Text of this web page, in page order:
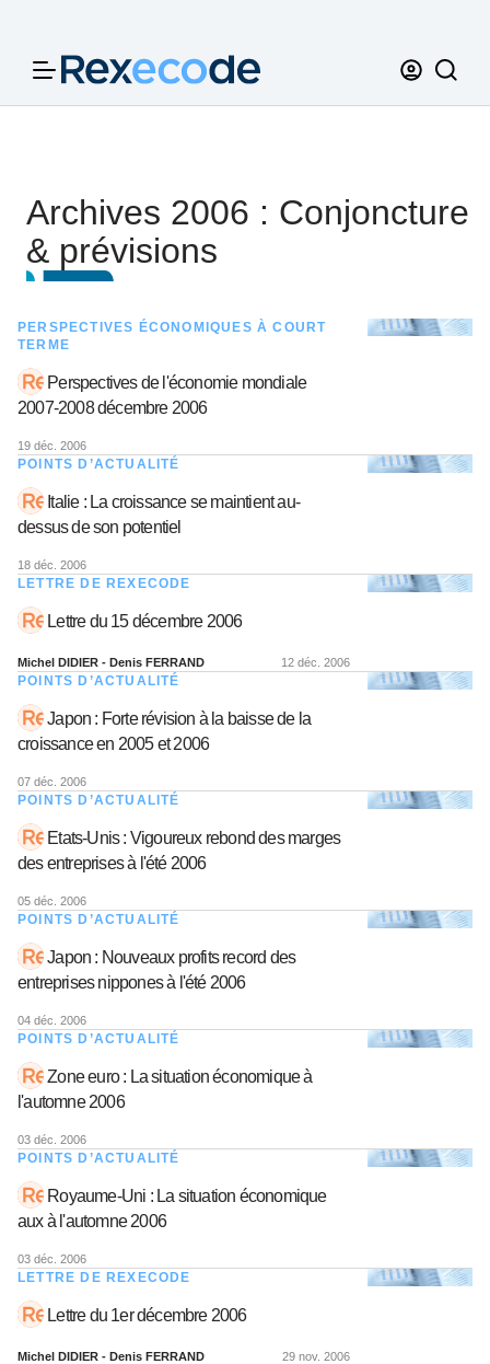
Archives 2006 : Conjoncture
& prévisions
PERSPECTIVES ÉCONOMIQUES À COURT
TERME
Perspectives de l'économie mondiale
2007-2008 décembre 2006
19 déc. 2006
POINTS D’ACTUALITÉ
Italie : La croissance se maintient au-
dessus de son potentiel
18 déc. 2006
LETTRE DE REXECODE
Lettre du 15 décembre 2006
Michel DIDIER - Denis FERRAND 12 déc. 2006
POINTS D’ACTUALITÉ
Japon : Forte révision à la baisse de la
croissance en 2005 et 2006
07 déc. 2006
POINTS D’ACTUALITÉ
Etats-Unis : Vigoureux rebond des marges
des entreprises à l'été 2006
05 déc. 2006
POINTS D’ACTUALITÉ
Japon : Nouveaux profits record des
entreprises nippones à l'été 2006
04 déc. 2006
POINTS D’ACTUALITÉ
Zone euro : La situation économique à
l'automne 2006
03 déc. 2006
POINTS D’ACTUALITÉ
Royaume-Uni : La situation économique
aux à l'automne 2006
03 déc. 2006
LETTRE DE REXECODE
Lettre du 1er décembre 2006
Michel DIDIER - Denis FERRAND 29 nov. 2006